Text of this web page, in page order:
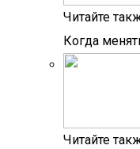
Читайте
Когда
Читайте